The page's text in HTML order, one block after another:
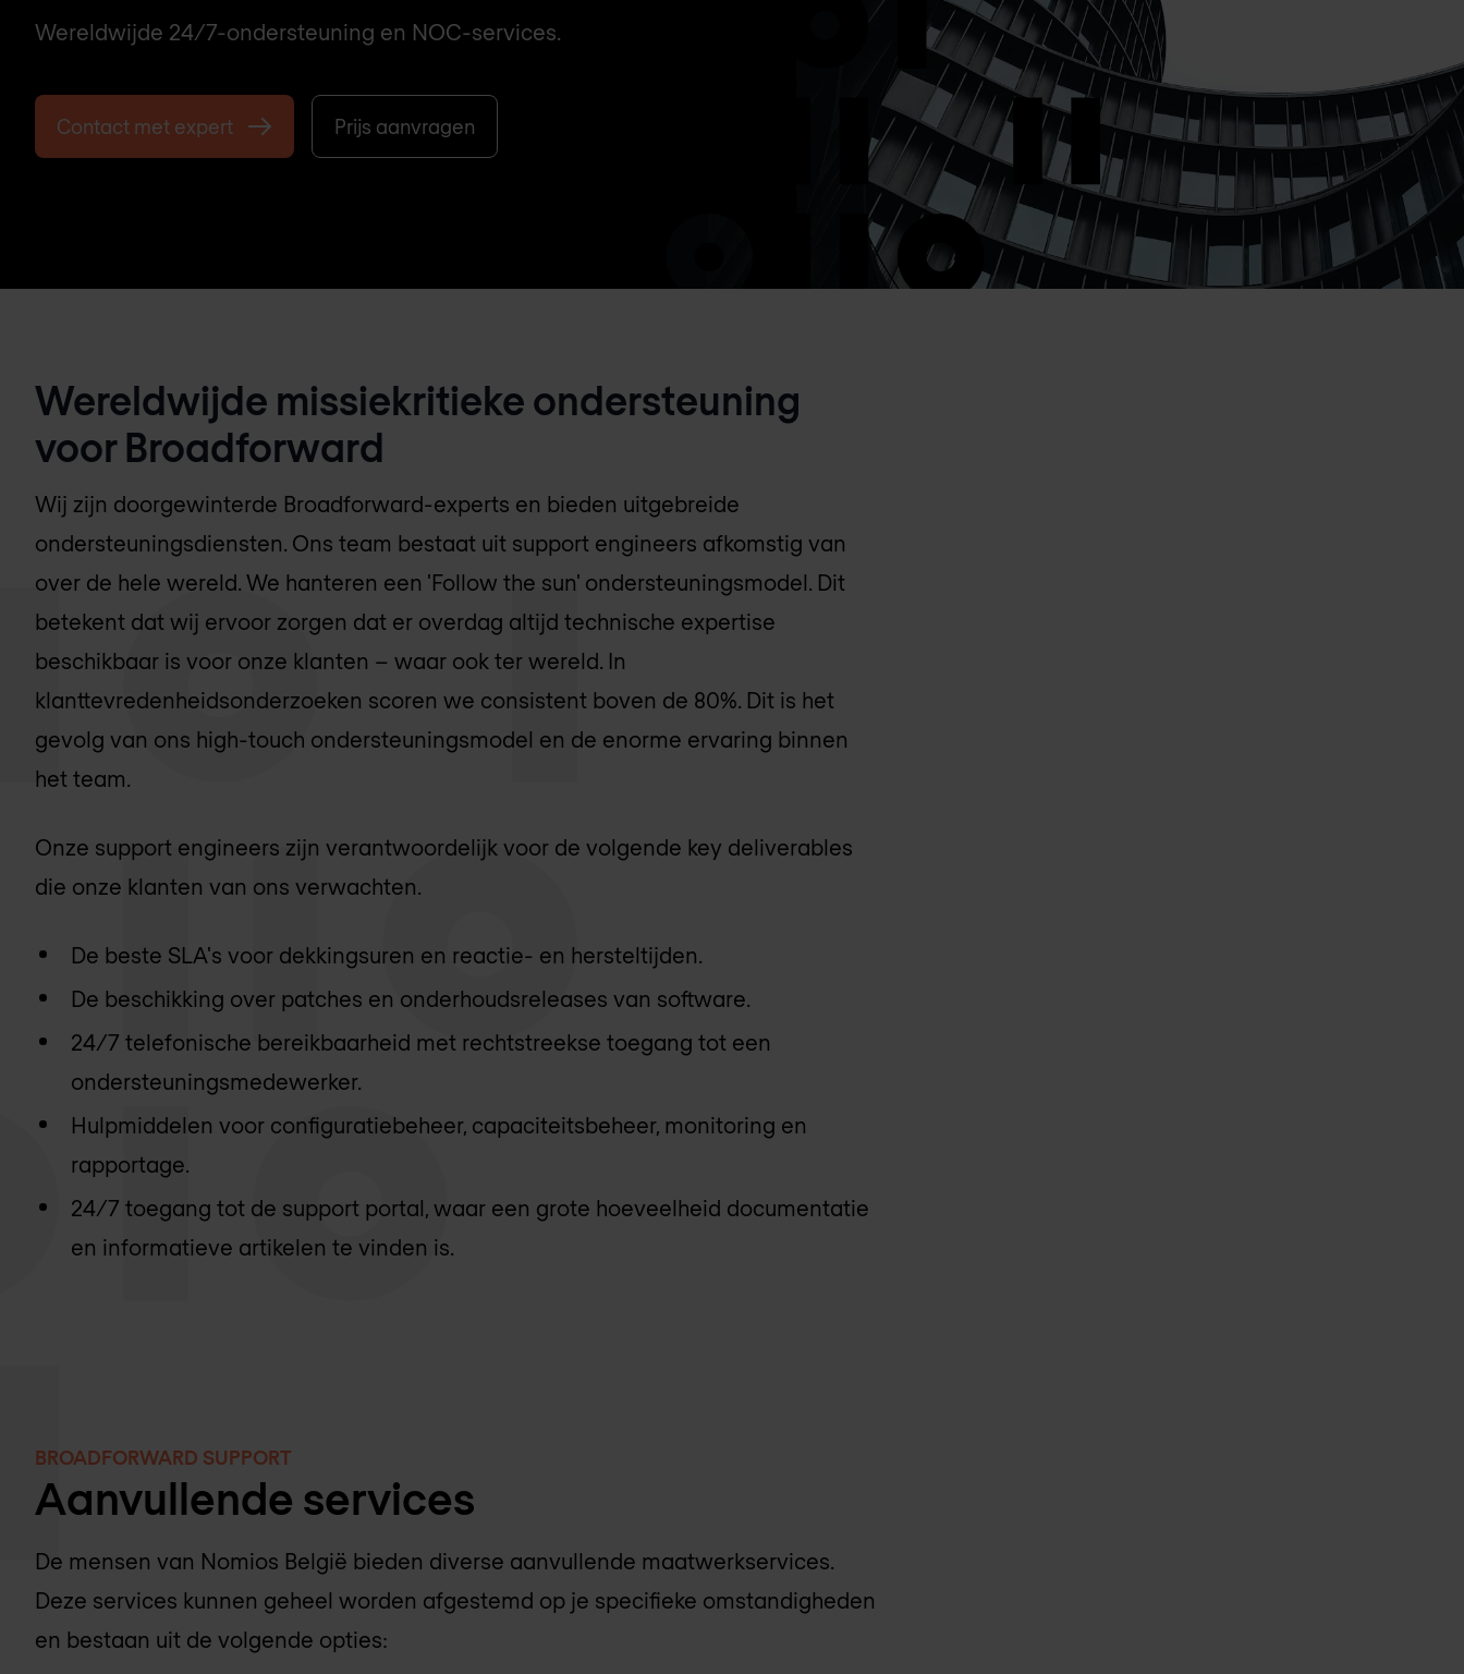
Wereldwijde 24/7-ondersteuning en NOC-services.
Contact met expert Prijs aanvragen
Wereldwijde missiekritieke ondersteuning
voor Broadforward
Wij zijn doorgewinterde Broadforward-experts en bieden uitgebreide
ondersteuningsdiensten. Ons team bestaat uit support engineers afkomstig van
over de hele wereld. We hanteren een 'Follow the sun' ondersteuningsmodel. Dit
betekent dat wij ervoor zorgen dat er overdag altijd technische expertise
beschikbaar is voor onze klanten – waar ook ter wereld. In
klanttevredenheidsonderzoeken scoren we consistent boven de 80%. Dit is het
gevolg van ons high-touch ondersteuningsmodel en de enorme ervaring binnen
het team.
Onze support engineers zijn verantwoordelijk voor de volgende key deliverables
die onze klanten van ons verwachten.
De beste SLA's voor dekkingsuren en reactie- en hersteltijden.
De beschikking over patches en onderhoudsreleases van software.
24/7 telefonische bereikbaarheid met rechtstreekse toegang tot een
ondersteuningsmedewerker.
Hulpmiddelen voor configuratiebeheer, capaciteitsbeheer, monitoring en
rapportage.
24/7 toegang tot de support portal, waar een grote hoeveelheid documentatie
en informatieve artikelen te vinden is.
BROADFORWARD SUPPORT
Aanvullende services
De mensen van Nomios België bieden diverse aanvullende maatwerkservices.
Deze services kunnen geheel worden afgestemd op je specifieke omstandigheden
en bestaan uit de volgende opties: